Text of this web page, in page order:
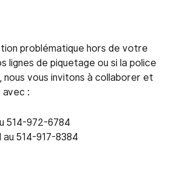
problématique hors de votre
lignes de piquetage ou si la police
nous vous invitons à collaborer et
avec :
514-972-6784
au 514-917-8384